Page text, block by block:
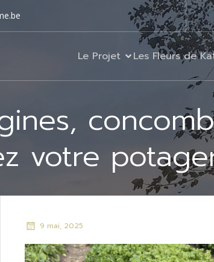
Le Projet Les Fleurs de
votre
9 mai, 2025